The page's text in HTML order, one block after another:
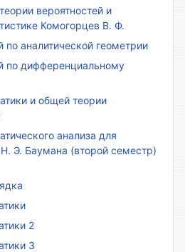
вероятностей и
Комогорцев В. Ф.
по аналитической геометрии
по дифференциальному
и общей теории
анализа для
Э. Баумана (второй семестр)
2
3